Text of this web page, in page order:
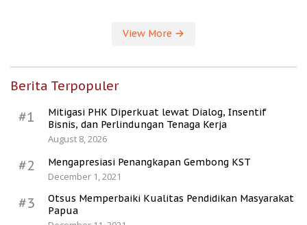
View More
Berita Terpopuler
#1
Mitigasi PHK Diperkuat lewat Dialog, Insentif
Bisnis, dan Perlindungan Tenaga Kerja
August 8, 2026
#2
Mengapresiasi Penangkapan Gembong KST
December 1, 2021
#3
Otsus Memperbaiki Kualitas Pendidikan Masyarakat
Papua